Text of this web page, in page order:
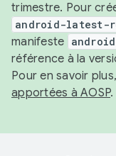
trimestre. Pour
android-latest-
manifeste
référence à la
Pour en savoir
apportées à AOSP.